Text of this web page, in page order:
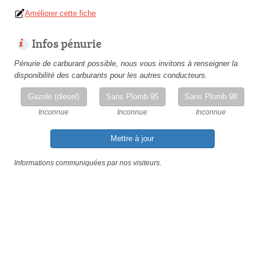
Améliorer cette fiche
Infos pénurie
Pénurie de carburant possible, nous vous invitons à renseigner la
disponibilité des carburants pour les autres conducteurs.
Gazole (diesel)
Inconnue
Sans Plomb 95
Inconnue
Sans Plomb 98
Inconnue
Mettre à jour
Informations communiquées par nos visiteurs.